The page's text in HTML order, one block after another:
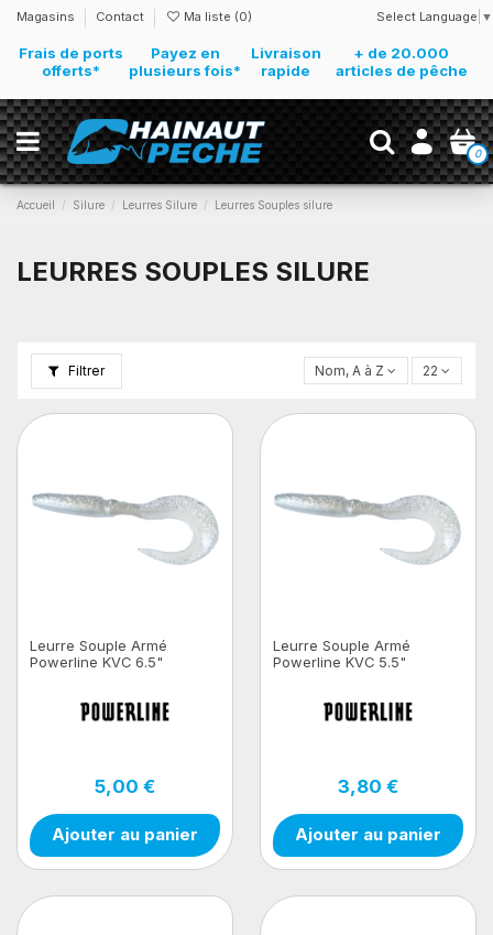
Magasins Contact Ma liste (0) Select Language ▼
Frais de ports
offerts*
Payez en
plusieurs fois*
Livraison
rapide
+ de 20.000
articles de pêche
0
Accueil Silure Leurres Silure Leurres Souples silure
LEURRES SOUPLES SILURE
Filtrer Nom, A à Z 22
Leurre Souple Armé
Powerline KVC 6.5"
5,00 €
Ajouter au panier
Leurre Souple Armé
Powerline KVC 5.5"
3,80 €
Ajouter au panier